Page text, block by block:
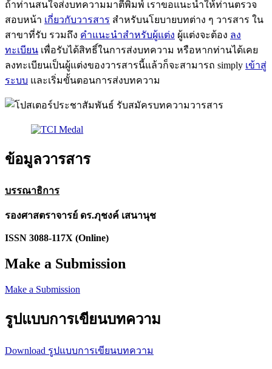
ถ้าท่านสนใจส่งบทความมาตีพิมพ์ เราขอแนะนำให้ท่านตรวจ
สอบหน้า เกี่ยวกับวารสาร สำหรับนโยบายบทต่าง ๆ วารสาร ใน
สาขาที่รับ รวมถึง คำแนะนำสำหรับผู้แต่ง ผู้แต่งจะต้อง ลง
ทะเบียน เพื่อรับได้สิทธิ์ในการส่งบทความ หรือหากท่านได้เคย
ลงทะเบียนเป็นผู้แต่งของวารสารนี้แล้วก็จะสามารถ simply เข้าสู่
ระบบ และเริ่มขั้นตอนการส่งบทความ
ข้อมูลวารสาร
บรรณาธิการ
รองศาสตราจารย์ ดร.ภุชงค์ เสนานุช
ISSN 3088-117X (Online)
Make a Submission
Make a Submission
รูปแบบการเขียนบทความ
Download รูปแบบการเขียนบทความ